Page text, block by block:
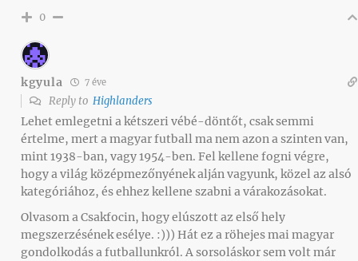
0
kgyula 7 éve
Reply to Highlanders
Lehet emlegetni a kétszeri vébé-döntőt, csak semmi
értelme, mert a magyar futball ma nem azon a szinten van,
mint 1938-ban, vagy 1954-ben. Fel kellene fogni végre,
hogy a világ középmezőnyének alján vagyunk, közel az alsó
kategóriához, és ehhez kellene szabni a várakozásokat.
Olvasom a Csakfocin, hogy elúszott az első hely
megszerzésének esélye. :))) Hát ez a röhejes mai magyar
gondolkodás a futballunkról. A sorsoláskor sem volt már